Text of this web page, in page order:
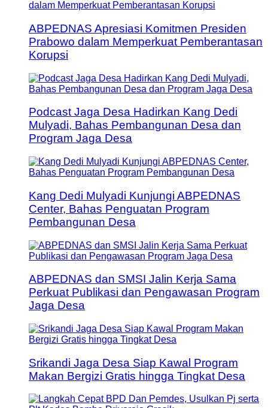
ABPEDNAS Apresiasi Komitmen Presiden
Prabowo dalam Memperkuat Pemberantasan
Korupsi
Podcast Jaga Desa Hadirkan Kang Dedi
Mulyadi, Bahas Pembangunan Desa dan
Program Jaga Desa
Kang Dedi Mulyadi Kunjungi ABPEDNAS
Center, Bahas Penguatan Program
Pembangunan Desa
ABPEDNAS dan SMSI Jalin Kerja Sama
Perkuat Publikasi dan Pengawasan Program
Jaga Desa
Srikandi Jaga Desa Siap Kawal Program
Makan Bergizi Gratis hingga Tingkat Desa